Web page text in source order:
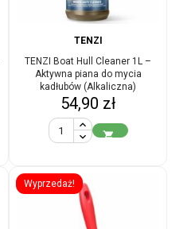
TENZI
TENZI Boat Hull Cleaner 1L –
Aktywna piana do mycia
kadłubów (Alkaliczna)
Cena
54,90 zł

Wyprzedaż!